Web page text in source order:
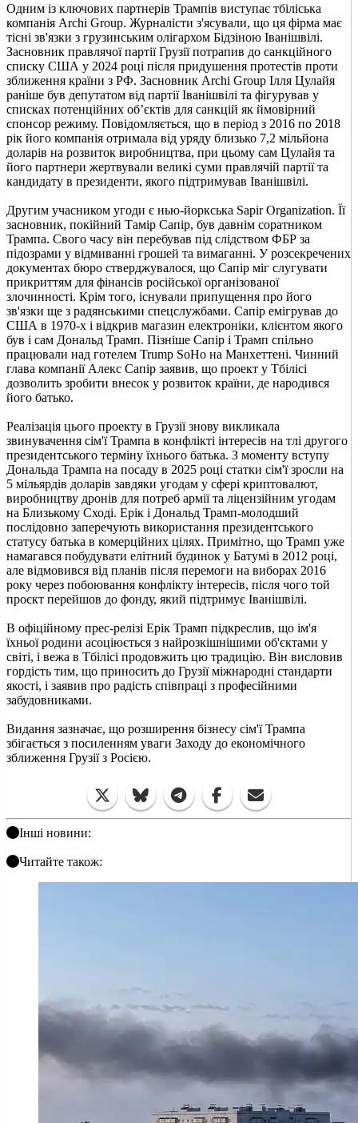
Одним із ключових партнерів Трампів виступає тбіліська
компанія Archi Group. Журналісти з'ясували, що ця фірма має
тісні зв'язки з грузинським олігархом Бідзіною Іванішвілі.
Засновник правлячої партії Грузії потрапив до санкційного
списку США у 2024 році після придушення протестів проти
зближення країни з РФ. Засновник Archi Group Ілля Цулайя
раніше був депутатом від партії Іванішвілі та фігурував у
списках потенційних об’єктів для санкцій як ймовірний
спонсор режиму. Повідомляється, що в період з 2016 по 2018
рік його компанія отримала від уряду близько 7,2 мільйона
доларів на розвиток виробництва, при цьому сам Цулайя та
його партнери жертвували великі суми правлячій партії та
кандидату в президенти, якого підтримував Іванішвілі.
Другим учасником угоди є нью-йоркська Sapir Organization. Її
засновник, покійний Тамір Сапір, був давнім соратником
Трампа. Свого часу він перебував під слідством ФБР за
підозрами у відмиванні грошей та вимаганні. У розсекречених
документах бюро стверджувалося, що Сапір міг слугувати
прикриттям для фінансів російської організованої
злочинності. Крім того, існували припущення про його
зв'язки ще з радянськими спецслужбами. Сапір емігрував до
США в 1970-х і відкрив магазин електроніки, клієнтом якого
був і сам Дональд Трамп. Пізніше Сапір і Трамп спільно
працювали над готелем Trump SoHo на Манхеттені. Чинний
глава компанії Алекс Сапір заявив, що проект у Тбілісі
дозволить зробити внесок у розвиток країни, де народився
його батько.
Реалізація цього проекту в Грузії знову викликала
звинувачення сім'ї Трампа в конфлікті інтересів на тлі другого
президентського терміну їхнього батька. З моменту вступу
Дональда Трампа на посаду в 2025 році статки сім'ї зросли на
5 мільярдів доларів завдяки угодам у сфері криптовалют,
виробництву дронів для потреб армії та ліцензійним угодам
на Близькому Сході. Ерік і Дональд Трамп-молодший
послідовно заперечують використання президентського
статусу батька в комерційних цілях. Примітно, що Трамп уже
намагався побудувати елітний будинок у Батумі в 2012 році,
але відмовився від планів після перемоги на виборах 2016
року через побоювання конфлікту інтересів, після чого той
проєкт перейшов до фонду, який підтримує Іванішвілі.
В офіційному прес-релізі Ерік Трамп підкреслив, що ім'я
їхньої родини асоціюється з найрозкішнішими об'єктами у
світі, і вежа в Тбілісі продовжить цю традицію. Він висловив
гордість тим, що приносить до Грузії міжнародні стандарти
якості, і заявив про радість співпраці з професійними
забудовниками.
Видання зазначає, що розширення бізнесу сім'ї Трампа
збігається з посиленням уваги Заходу до економічного
зближення Грузії з Росією.
Інші новини:
Читайте також: